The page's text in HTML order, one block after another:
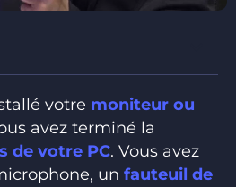
votre moniteur ou
avez terminé la
de votre PC. Vous avez
un fauteuil de